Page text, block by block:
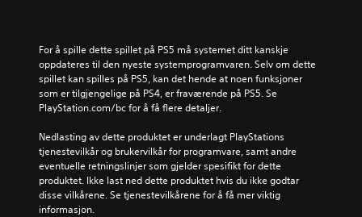
For å spille dette spillet på PS5 må systemet ditt kanskje
oppdateres til den nyeste systemprogramvaren. Selv om dette
spillet kan spilles på PS5, kan det hende at noen funksjoner
som er tilgjengelige på PS4, er fraværende på PS5. Se
PlayStation.com/bc for å få flere detaljer.
Nedlasting av dette produktet er underlagt PlayStations
tjenestevilkår og brukervilkår for programvare, samt andre
eventuelle retningslinjer som gjelder spesifikt for dette
produktet. Ikke last ned dette produktet hvis du ikke godtar
disse vilkårene. Se tjenestevilkårene for å få mer viktig
informasjon.